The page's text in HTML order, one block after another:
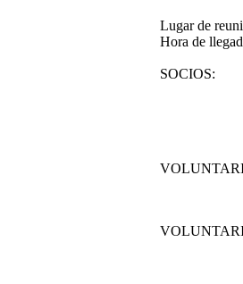
Lugar de
Hora de
SOCIOS: